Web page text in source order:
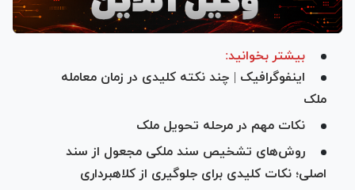
بیشتر بخوانید:
اینفوگرافیک | چند نکته کلیدی در زمان معامله
ملک
نکات مهم در مرحله تحویل ملک
روش‌های تشخیص سند ملکی مجعول از سند
اصلی؛ نکات کلیدی برای جلوگیری از کلاهبرداری